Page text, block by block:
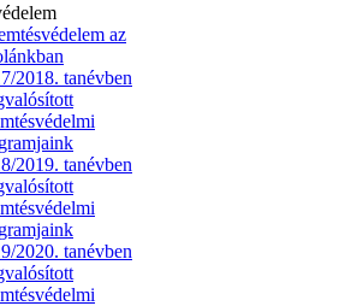
az
2018. tanévben
2019. tanévben
2020. tanévben